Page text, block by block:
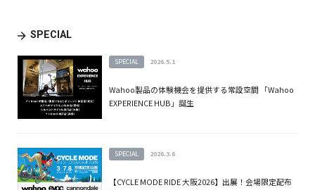
SPECIAL
SPECIAL 2026.5.1
Wahoo製品の体験機会を提供する常設空間 「Wahoo
EXPERIENCE HUB」誕生
SPECIAL 2026.3.6
【CYCLE MODE RIDE 大阪2026】出展！会場限定配布